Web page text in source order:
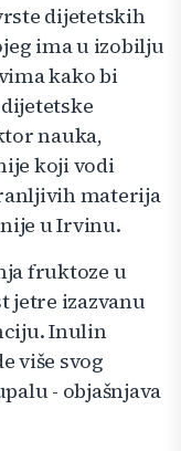
dijetetskih
ima u izobilju
kako bi
nauka,
koji vodi
materija
u Irvinu.
fruktoze u
jetre izazvanu
Inulin
više svog
- objašnjava